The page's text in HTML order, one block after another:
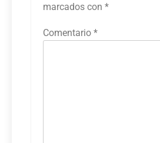
marcados con *
Comentario *